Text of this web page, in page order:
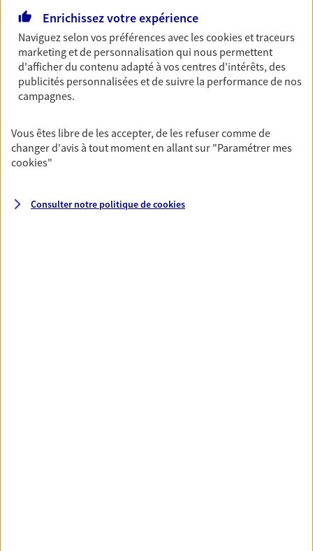
Préparez sereinement ce nouveau chapitre de
votre vie avec les conseils d'un expert. Découvrez
notre solution PER (Plan Epargne Retraite)
spécialement conçue pour la retraite.
Découvrir l'offre Retraite
Prévoyance
Pour un avenir serein, assurez-vous avec notre
contrat prévoyance. Préservez vos proches en cas
invalidité ou de décès.
Enrichissez votre expérience
Naviguez selon vos préférences avec lescookies et traceurs
marketing et de personnalisation qui nous permettent
d'afficher du contenu adapté à vos centres d'intérêts, des
publicités personnalisées et de suivre la performance de nos
campagnes.
Vous êtes libre de les accepter, de les refuser comme de
changer d'avis à tout moment en allant sur "Paramétrer mes
cookies"
Consulter notre politique decookies